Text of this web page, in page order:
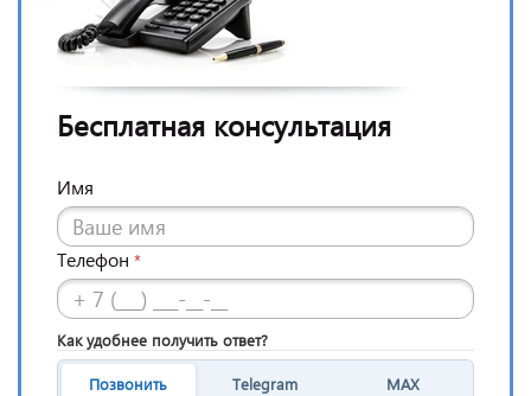
Бесплатная консультация
Имя
Телефон *
Как удобнее получить ответ?
Позвонить Telegram MAX